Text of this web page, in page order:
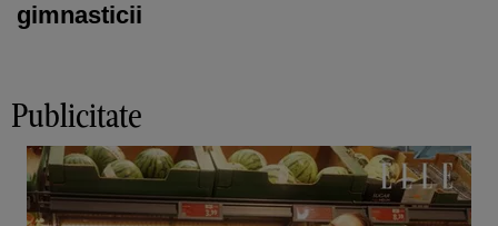
gimnasticii
Publicitate